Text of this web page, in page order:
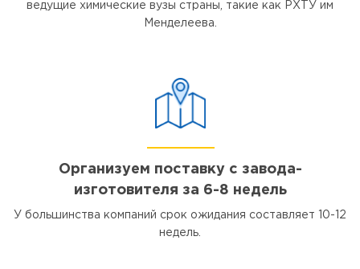
ведущие химические вузы страны, такие как РХТУ им
Менделеева.
Организуем поставку с завода-
изготовителя за 6-8 недель
У большинства компаний срок ожидания составляет 10-12
недель.